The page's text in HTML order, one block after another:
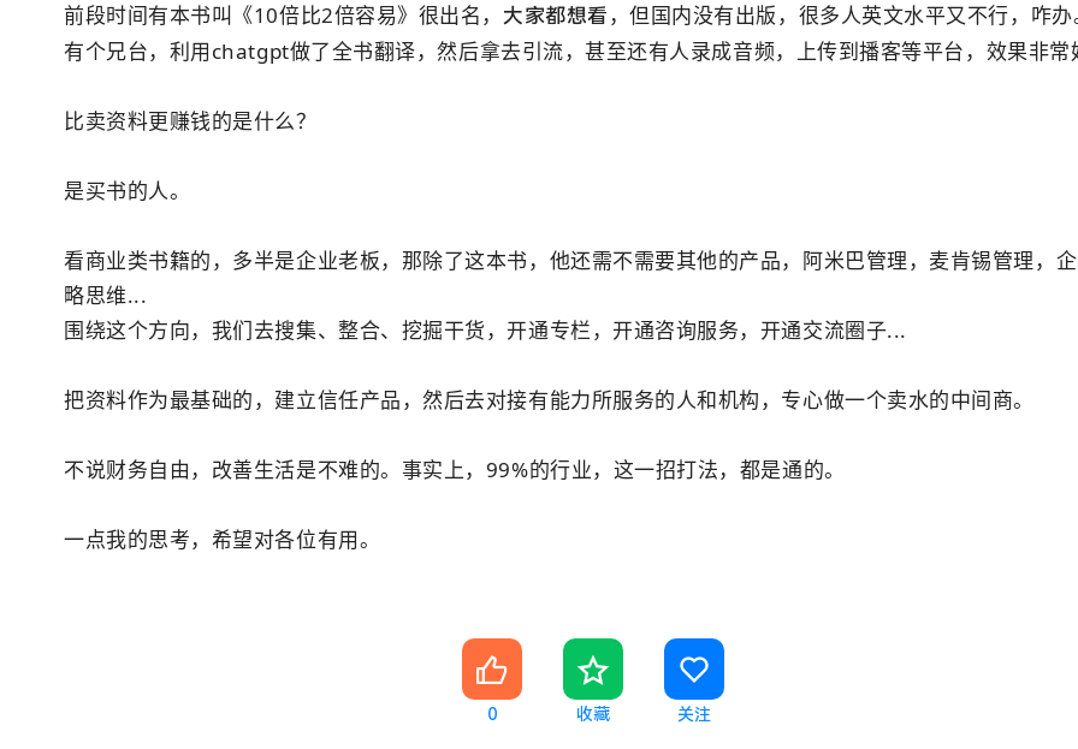
前段时间有本书叫《10倍比2倍容易》很出名， 大家都想看，但国内没有出版，很多人英文水平又不行，咋办
有个兄台，利用chatgpt做了全书翻译，然后拿去引流，甚至还有人录成音频，上传到播客等平台，效果非常
比卖资料更赚钱的是什么？
是买书的人。
看商业类书籍的，多半是企业老板，那除了这本书，他还需不需要其他的产品，阿米巴管理，麦肯锡管理，
略思维...
围绕这个方向，我们去搜集、整合、挖掘干货，开通专栏，开通咨询服务，开通交流圈子...
把资料作为最基础的，建立信任产品，然后去对接有能力所服务的人和机构，专心做一个卖水的中间商。
不说财务自由，改善生活是不难的。事实上，99%的行业，这一招打法，都是通的。
一点我的思考，希望对各位有用。
0 收藏 关注